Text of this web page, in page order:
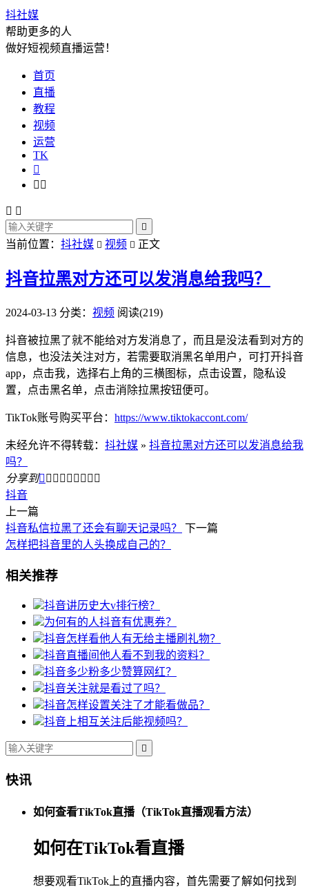
抖社媒
帮助更多的人
做好短视频直播运营！
首页
直播
教程
视频
运营
TK

 
 

当前位置： 抖社媒  视频  正文
抖音拉黑对方还可以发消息给我吗？
2024-03-13 分类： 视频 阅读(219)
抖音被拉黑了就不能给对方发消息了，而且是没法看到对方的
信息，也没法关注对方，若需要取消黑名单用户，可打开抖音
app，点击我，选择右上角的三横图标，点击设置，隐私设
置，点击黑名单，点击消除拉黑按钮便可。
TikTok账号购买平台： https://www.tiktokaccont.com/
未经允许不得转载： 抖社媒 » 抖音拉黑对方还可以发消息给我
吗？
分享到        
抖音
上一篇
抖音私信拉黑了还会有聊天记录吗？
下一篇
怎样把抖音里的人头换成自己的？
相关推荐
抖音讲历史大v排行榜？
为何有的人抖音有优惠券？
抖音怎样看他人有无给主播刷礼物？
抖音直播间他人看不到我的资料？
抖音多少粉多少赞算网红？
抖音关注就是看过了吗？
抖音怎样设置关注了才能看做品？
抖音上相互关注后能视频吗？

快讯
如何查看TikTok直播（TikTok直播观看方法）
如何在TikTok看直播
想要观看TikTok上的直播内容，首先需要了解如何找到